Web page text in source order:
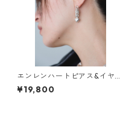
エンレンハートピアス&イヤリ
ング
¥19,800